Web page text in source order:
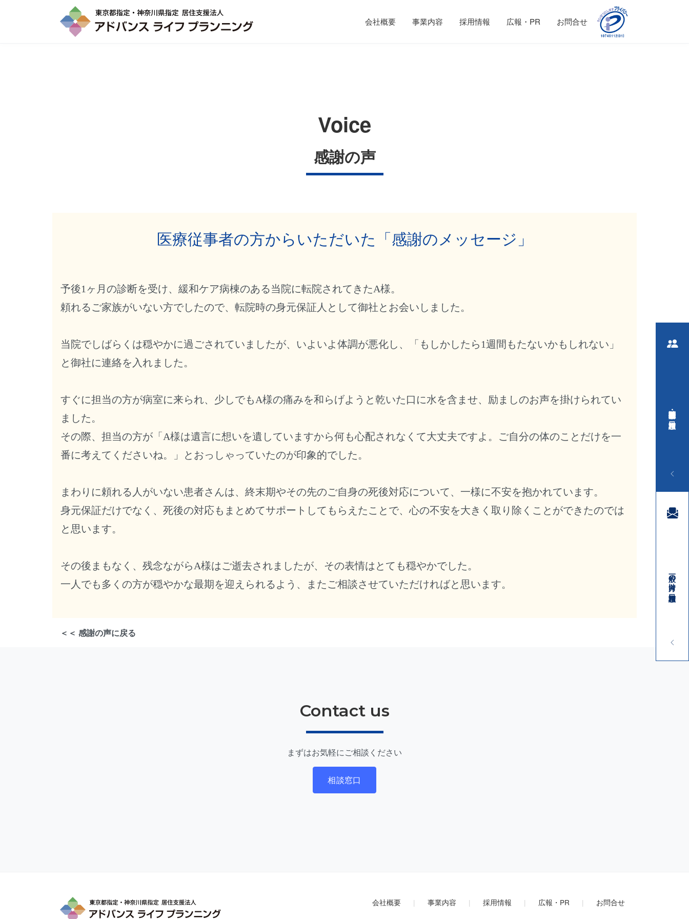
会社概要 事業内容 採用情報 広報・PR お問合せ
Voice
感謝の声
医療従事者の方からいただいた「感謝のメッセージ」
予後1ヶ月の診断を受け、緩和ケア病棟のある当院に転院されてきたA様。
頼れるご家族がいない方でしたので、転院時の身元保証人として御社とお会いしました。
当院でしばらくは穏やかに過ごされていましたが、いよいよ体調が悪化し、「もしかしたら1週間もたないかもしれない」
と御社に連絡を入れました。
すぐに担当の方が病室に来られ、少しでもA様の痛みを和らげようと乾いた口に水を含ませ、励ましのお声を掛けられてい
ました。
その際、担当の方が「A様は遺言に想いを遺していますから何も心配されなくて大丈夫ですよ。ご自分の体のことだけを一
番に考えてくださいね。」とおっしゃっていたのが印象的でした。
まわりに頼れる人がいない患者さんは、終末期やその先のご自身の死後対応について、一様に不安を抱かれています。
身元保証だけでなく、死後の対応もまとめてサポートしてもらえたことで、心の不安を大きく取り除くことができたのでは
と思います。
その後まもなく、残念ながらA様はご逝去されましたが、その表情はとても穏やかでした。
一人でも多くの方が穏やかな最期を迎えられるよう、またご相談させていただければと思います。
＜＜ 感謝の声に戻る
Contact us
まずはお気軽にご相談ください
相談窓口
会社概要 | 事業内容 | 採用情報 | 広報・PR | お問合せ
行政・医療関係者向け 相談窓口
一般の方向け 相談窓口